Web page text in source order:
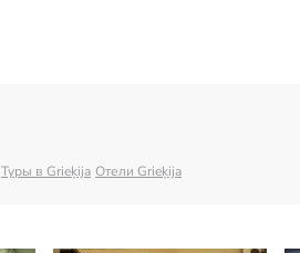
Туры в Grieķija Отели Grieķija